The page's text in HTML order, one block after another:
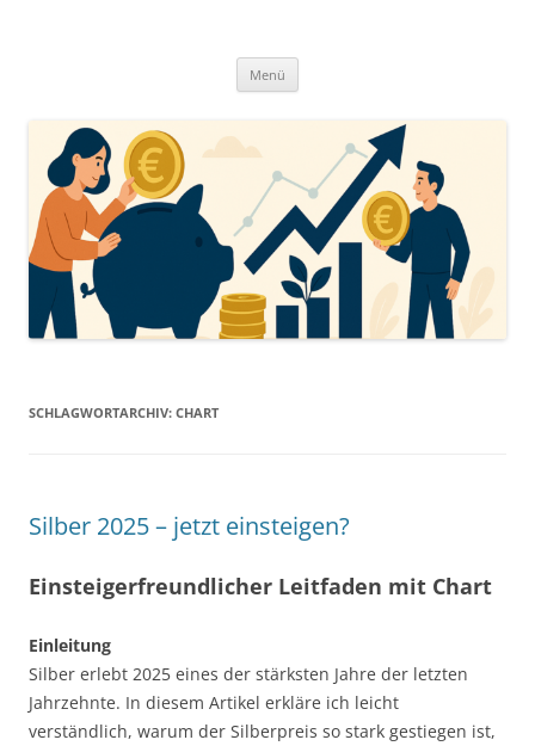
Menü
SCHLAGWORTARCHIV: CHART
Silber 2025 – jetzt einsteigen?
Einsteigerfreundlicher Leitfaden mit Chart
Einleitung
Silber erlebt 2025 eines der stärksten Jahre der letzten
Jahrzehnte. In diesem Artikel erkläre ich leicht
verständlich, warum der Silberpreis so stark gestiegen ist,